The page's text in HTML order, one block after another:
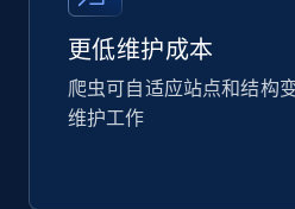
更低维护成本
爬虫可自适应站点和结构
维护工作